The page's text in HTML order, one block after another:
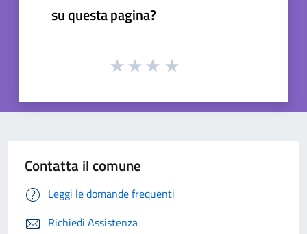
su questa pagina?
Contatta il comune
Leggi le domande frequenti
Richiedi Assistenza